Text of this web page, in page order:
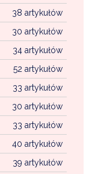
38 artykułów
30 artykułów
34 artykułów
52 artykułów
33 artykułów
30 artykułów
33 artykułów
40 artykułów
39 artykułów